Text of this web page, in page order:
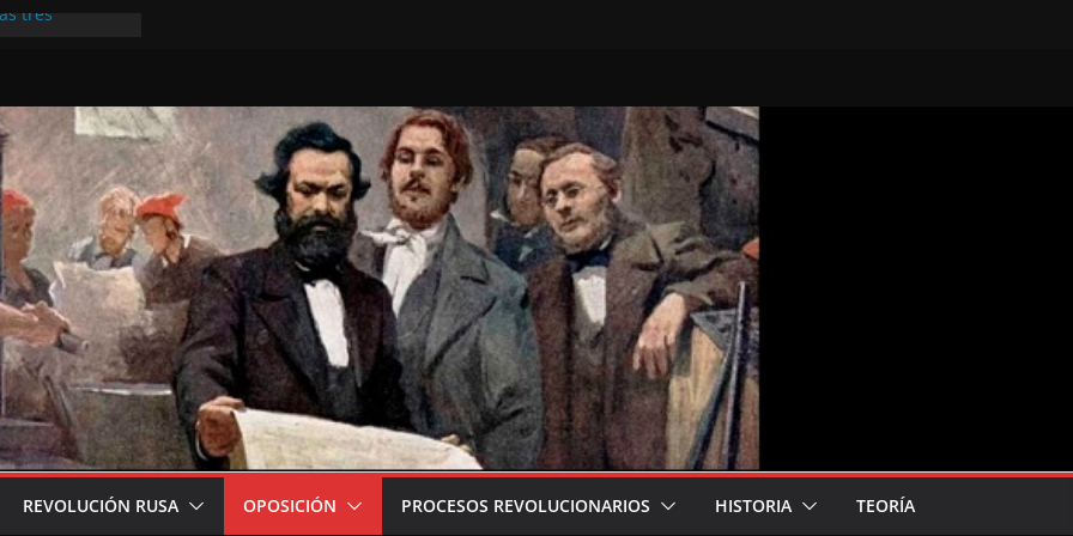
tres
Lausana, de
REVOLUCIÓN RUSA OPOSICIÓN PROCESOS REVOLUCIONARIOS HISTORIA TEORÍA